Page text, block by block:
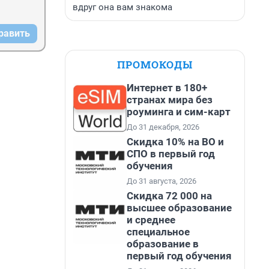
вдруг она вам знакома
ПРОМОКОДЫ
Интернет в 180+
странах мира без
роуминга и сим-карт
До 31 декабря, 2026
Скидка 10% на ВО и
СПО в первый год
обучения
До 31 августа, 2026
Скидка 72 000 на
высшее образование
и среднее
специальное
образование в
первый год обучения